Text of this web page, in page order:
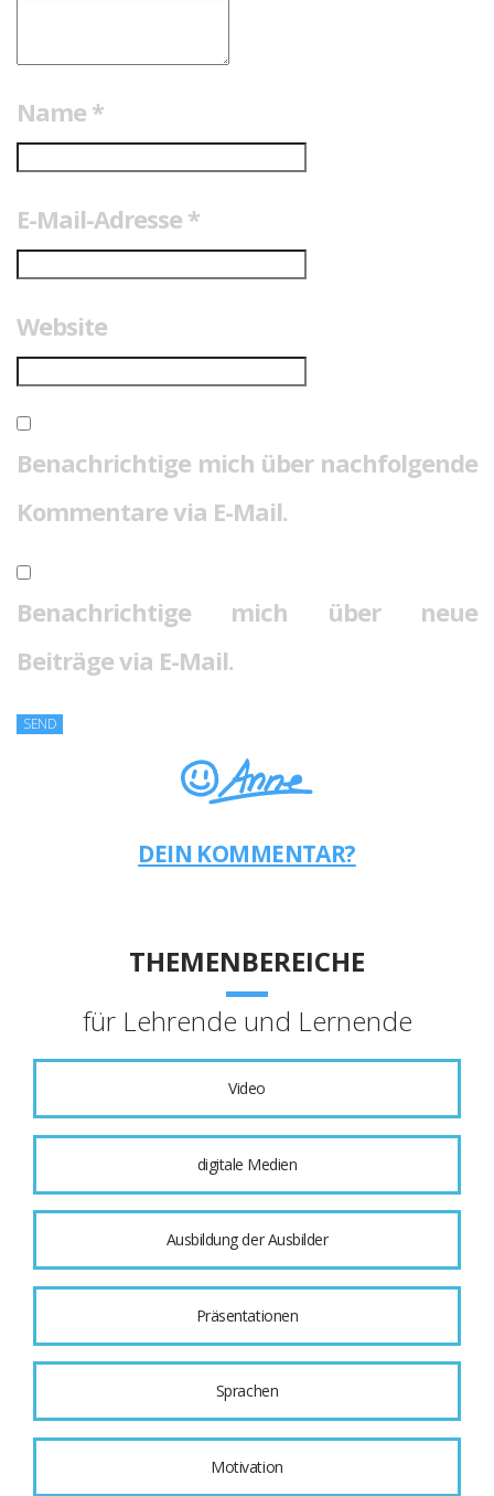
Name *
E-Mail-Adresse *
Website
Benachrichtige mich über nachfolgende
Kommentare via E-Mail.
Benachrichtige mich über neue
Beiträge via E-Mail.
DEIN KOMMENTAR?
THEMENBEREICHE
für Lehrende und Lernende
Video
digitale Medien
Ausbildung der Ausbilder
Präsentationen
Sprachen
Motivation